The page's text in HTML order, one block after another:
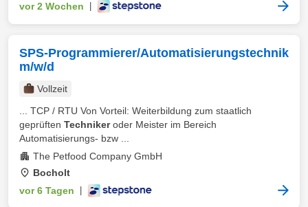
vor 2 Wochen
SPS-Programmierer/Automatisierungstechnik
m/w/d
Vollzeit
... TCP / RTU Von Vorteil: Weiterbildung zum staatlich
geprüften Technikeroder Meister im Bereich
Automatisierungs- bzw ...
The Petfood Company GmbH
Bocholt
vor 6 Tagen